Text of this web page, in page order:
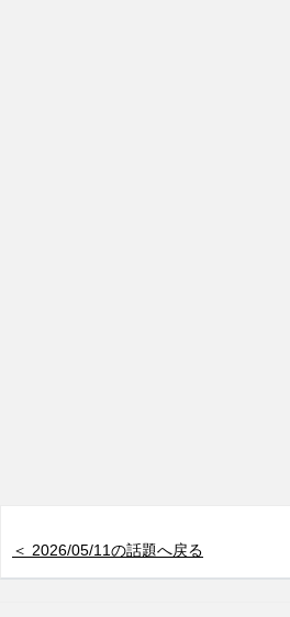
＜ 2026/05/11の話題へ戻る